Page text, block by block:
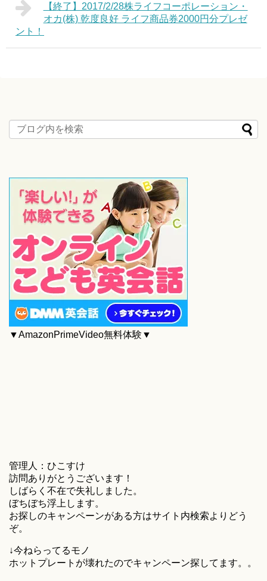
【終了】2017/2/28株ライフコーポレーション・
オカ(株) 乾度良好 ライフ商品券2000円分プレゼ
ント！
▼AmazonPrimeVideo無料体験▼
管理人：ひこすけ
訪問ありがとうございます！
しばらく不在で失礼しました。
ぼちぼち浮上します。
お探しのキャンペーンがある方はサイト内検索よりどう
ぞ。
↓今ねらってるモノ
ホットプレートが壊れたのでキャンペーン探してます。。